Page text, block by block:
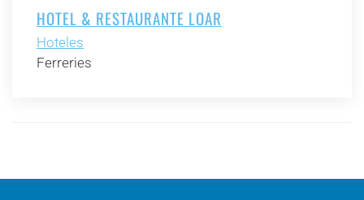
HOTEL & RESTAURANTE LOAR
Hoteles
Ferreries